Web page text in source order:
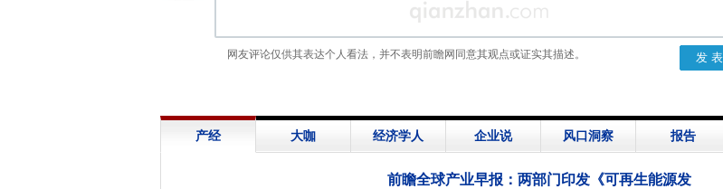
网友评论仅供其表达个人看法，并不表明前瞻网同意其观点或证实其描述。
产经 大咖 经济学人 企业说 风口洞察 报告
前瞻全球产业早报：两部门印发《可再生能源发